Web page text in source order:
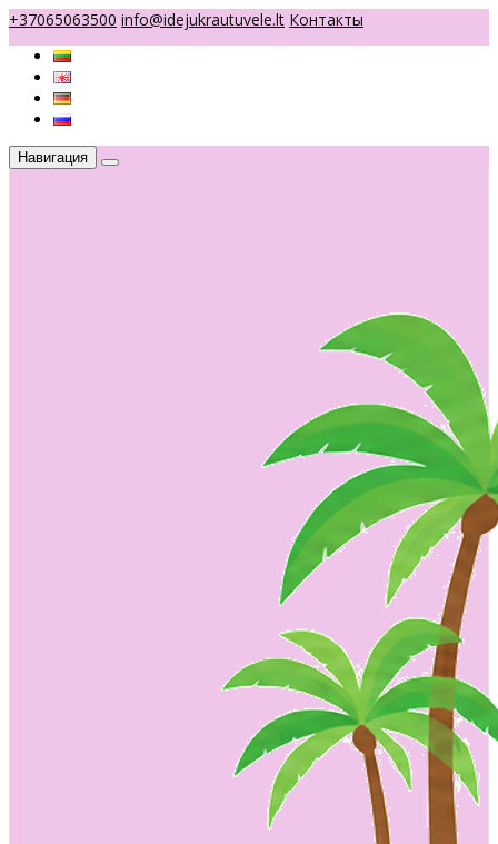
+37065063500 info@idejukrautuvele.lt Контакты
Навигация